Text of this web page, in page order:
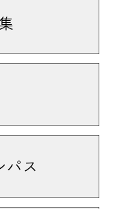
ラブ
ス情報をチェ
#削ろう会
パス